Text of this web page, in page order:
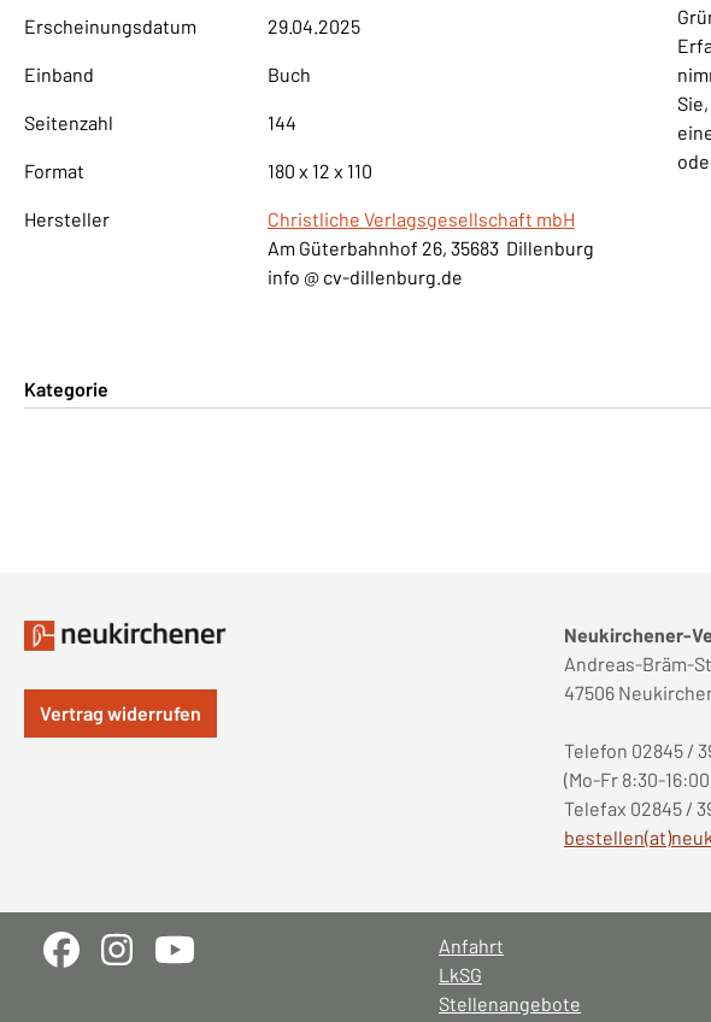
Erscheinungsdatum 29.04.2025
Einband Buch
Seitenzahl 144
Format 180 x 12 x 110
Hersteller
Christliche Verlagsgesellschaft mbH
Am Güterbahnhof 26, 35683 Dillenburg
info @ cv-dillenburg.de
Kategorie
Vertrag widerrufen
Neukirchener-
Andreas-Bräm-
47506
Telefon 02845 /
(Mo-Fr 8:30-
Telefax 02845 /
Anfahrt
LkSG
Stellenangebote